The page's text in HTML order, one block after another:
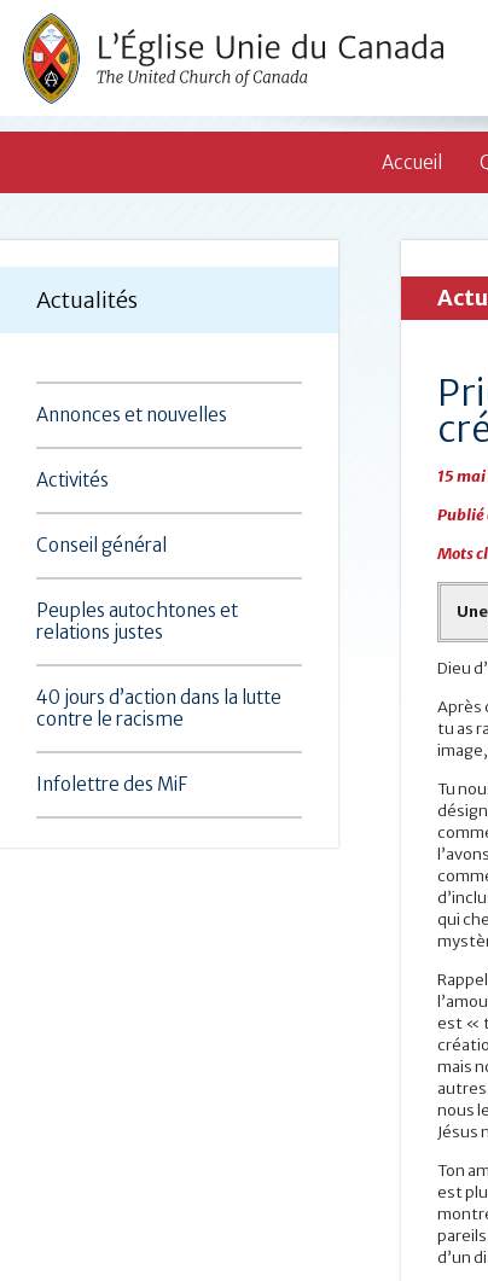
Accueil
Actualités
Annonces et nouvelles
Activités
Conseil général
Peuples autochtones et
relations justes
40 jours d’action dans la lutte
contre le racisme
Infolettre des MiF
15
Mots
Dieu
Après
tu as
Tu
qui
est «
mais
nous
Jésus
Ton
est
d’un